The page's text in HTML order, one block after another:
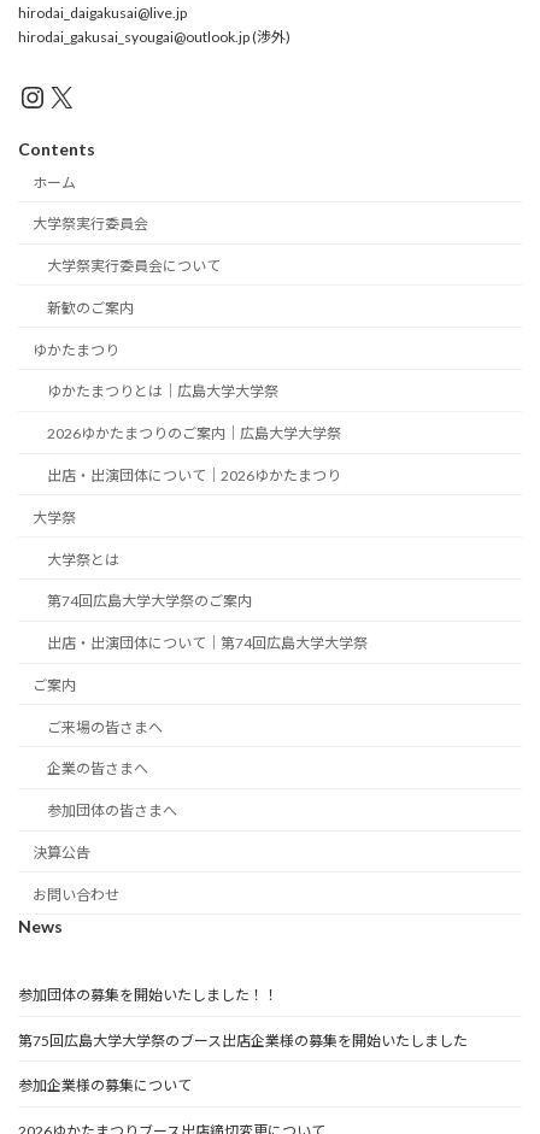
hirodai_daigakusai@live.jp
hirodai_gakusai_syougai@outlook.jp (渉外)
Instagram
X
Contents
ホーム
大学祭実行委員会
大学祭実行委員会について
新歓のご案内
ゆかたまつり
ゆかたまつりとは｜広島大学大学祭
2026ゆかたまつりのご案内｜広島大学大学祭
出店・出演団体について｜2026ゆかたまつり
大学祭
大学祭とは
第74回広島大学大学祭のご案内
出店・出演団体について｜第74回広島大学大学祭
ご案内
ご来場の皆さまへ
企業の皆さまへ
参加団体の皆さまへ
決算公告
お問い合わせ
News
参加団体の募集を開始いたしました！！
第75回広島大学大学祭のブース出店企業様の募集を開始いたしました
参加企業様の募集について